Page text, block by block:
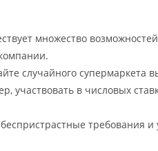
множество
случайного супермаркета
участвовать в числовых
требования и